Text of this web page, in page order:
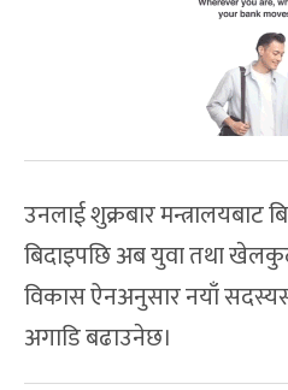
उनलाई शुक्रबार मन्त्रालयबाट
बिदाइपछि अब युवा तथा
विकास ऐनअनुसार नयाँ
अगाडि बढाउनेछ।